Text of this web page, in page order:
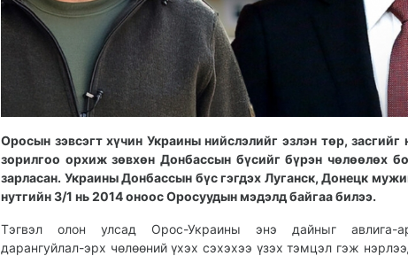
Оросын зэвсэгт хүчин Украины нийслэлийг эзлэн төр, засгийг
зорилгоо орхиж зөвхөн Донбассын бүсийг бүрэн чөлөөлөх
зарласан. Украины Донбассын бүс гэгдэх Луганск, Донецк
нутгийн 3/1 нь 2014 оноос Оросуудын мэдэлд байгаа билээ.
Тэгвэл олон улсад Орос-Украины энэ дайныг авлига-
дарангуйлал-эрх чөлөөний үхэх сэхэхээ үзэх тэмцэл гэж